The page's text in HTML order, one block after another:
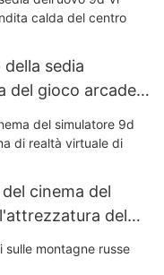
sedia
del gioco arcade
cinema del
del
9d da vendere